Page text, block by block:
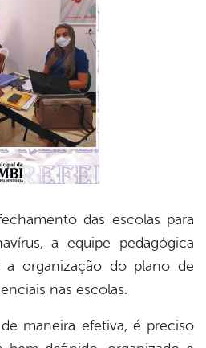
das escolas para
a equipe pedagógica
organização do plano de
nas escolas.
maneira efetiva, é preciso